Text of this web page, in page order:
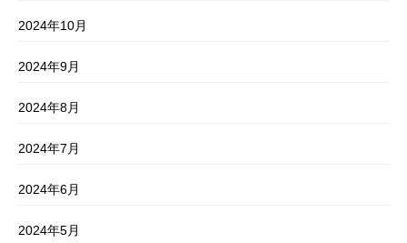
2024年10月
2024年9月
2024年8月
2024年7月
2024年6月
2024年5月